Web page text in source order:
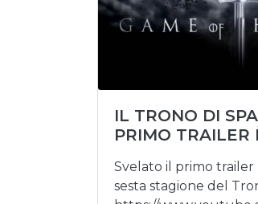
IL TRONO DI
PRIMO TRAILER
Svelato il primo
sesta stagione del